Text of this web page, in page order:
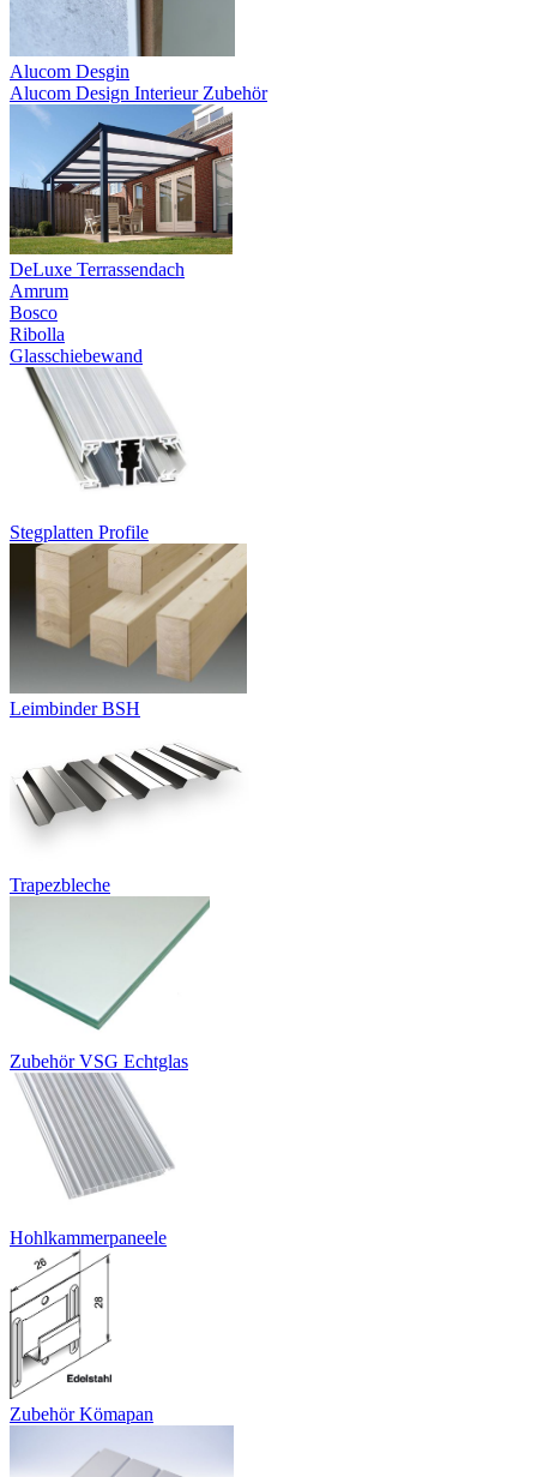
Alucom Desgin
Alucom Design Interieur Zubehör
DeLuxe Terrassendach
Amrum
Bosco
Ribolla
Glasschiebewand
Stegplatten Profile
Leimbinder BSH
Trapezbleche
Zubehör VSG Echtglas
Hohlkammerpaneele
Zubehör Kömapan